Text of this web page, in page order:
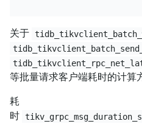
关于
等批量请求客户端耗时的计算
耗
时